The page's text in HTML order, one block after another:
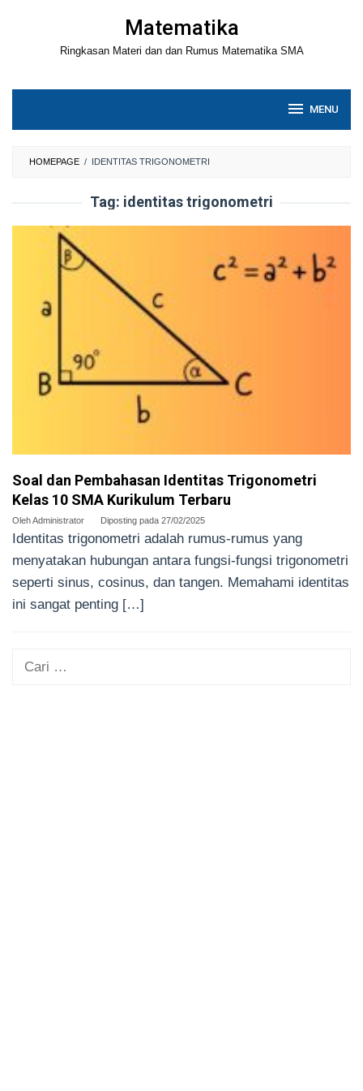
Matematika
Ringkasan Materi dan dan Rumus Matematika SMA
MENU
HOMEPAGE / IDENTITAS TRIGONOMETRI
Tag: identitas trigonometri
Soal dan Pembahasan Identitas Trigonometri
Kelas 10 SMA Kurikulum Terbaru
OlehAdministrator Diposting pada 27/02/2025
Identitas trigonometri adalah rumus-rumus yang
menyatakan hubungan antara fungsi-fungsi trigonometri
seperti sinus, cosinus, dan tangen. Memahami identitas
ini sangat penting […]
Cari